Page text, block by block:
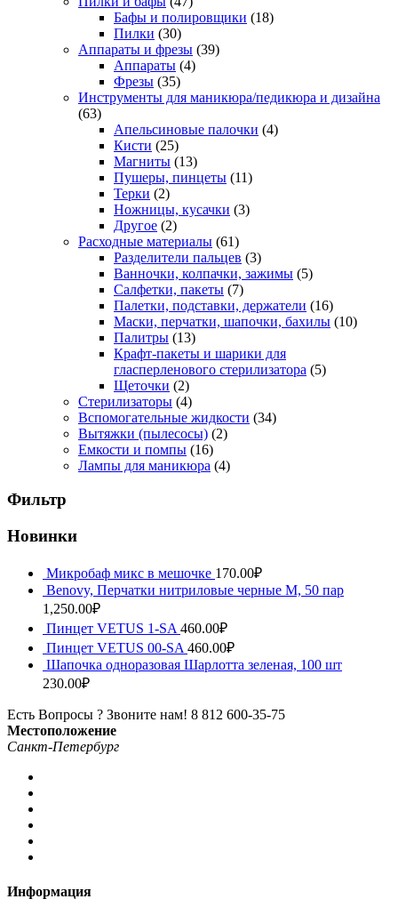
Бафы и полировщики (18)
Пилки (30)
Аппараты и фрезы (39)
Аппараты (4)
Фрезы (35)
Инструменты для маникюра/педикюра и дизайна
(63)
Апельсиновые палочки (4)
Кисти (25)
Магниты (13)
Пушеры, пинцеты (11)
Терки (2)
Ножницы, кусачки (3)
Другое (2)
Расходные материалы (61)
Разделители пальцев (3)
Ванночки, колпачки, зажимы (5)
Салфетки, пакеты (7)
Палетки, подставки, держатели (16)
Маски, перчатки, шапочки, бахилы (10)
Палитры (13)
Крафт-пакеты и шарики для
гласперленового стерилизатора (5)
Щеточки (2)
Стерилизаторы (4)
Вспомогательные жидкости (34)
Вытяжки (пылесосы) (2)
Емкости и помпы (16)
Лампы для маникюра (4)
Фильтр
Новинки
Микробаф микс в мешочке 170.00₽
Benovy, Перчатки нитриловые черные M, 50 пар
1,250.00₽
Пинцет VETUS 1-SA 460.00₽
Пинцет VETUS 00-SA 460.00₽
Шапочка одноразовая Шарлотта зеленая, 100 шт
230.00₽
Есть Вопросы ? Звоните нам! 8 812 600-35-75
Местоположение
Санкт-Петербург
Информация